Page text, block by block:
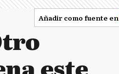
Añadir como fuente en
este